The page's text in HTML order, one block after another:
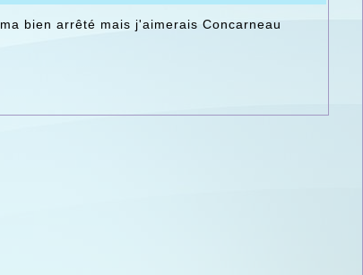
bien arrêté mais j'aimerais Concarneau